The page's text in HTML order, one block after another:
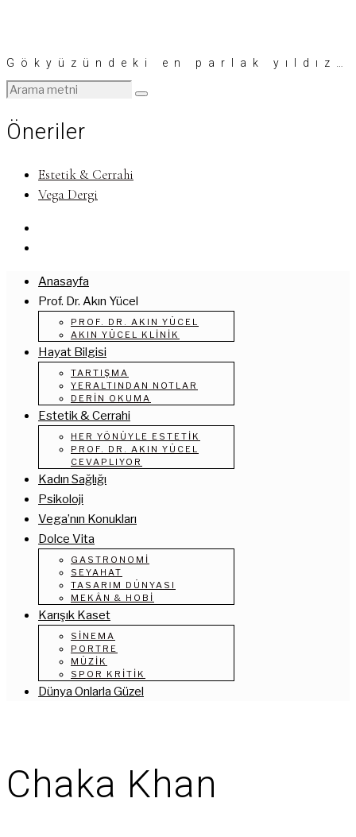
Gökyüzündeki en parlak yıldız…
Öneriler
Estetik & Cerrahi
Vega Dergi
Anasayfa
Prof. Dr. Akın Yücel
PROF. DR. AKIN YÜCEL
AKIN YÜCEL KLINIK
Hayat Bilgisi
TARTIŞMA
YERALTINDAN NOTLAR
DERIN OKUMA
Estetik & Cerrahi
HER YÖNÜYLE ESTETIK
PROF. DR. AKIN YÜCEL
CEVAPLIYOR
Kadın Sağlığı
Psikoloji
Vega’nın Konukları
Dolce Vita
GASTRONOMI
SEYAHAT
TASARIM DÜNYASI
MEKÂN & HOBI
Karışık Kaset
SINEMA
PORTRE
MÜZIK
SPOR KRITIK
Dünya Onlarla Güzel
Chaka Khan